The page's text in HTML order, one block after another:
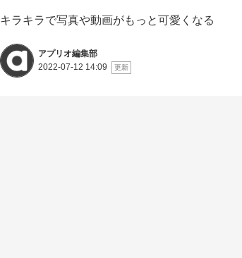
キラキラで写真や動画がもっと可愛くなる
アプリオ編集部
2022-07-12 14:09